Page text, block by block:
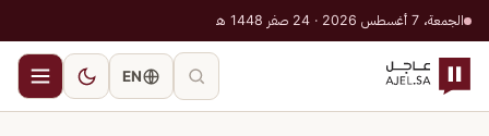
الجمعة، 7 أغسطس 2026 · 24 صفر 1448 هـ
EN